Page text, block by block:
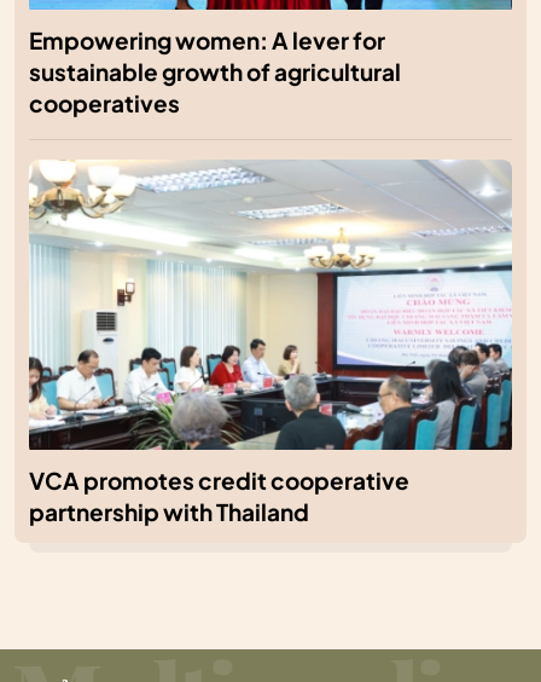
Empowering women: A lever for
sustainable growth of agricultural
cooperatives
VCA promotes credit cooperative
partnership with Thailand